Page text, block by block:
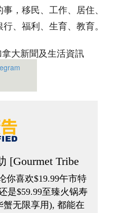
，移民、工作、居住、
、福利、生育、教育。
大新聞及生活資訊